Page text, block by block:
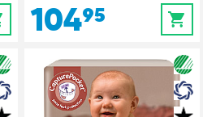
104,95 0